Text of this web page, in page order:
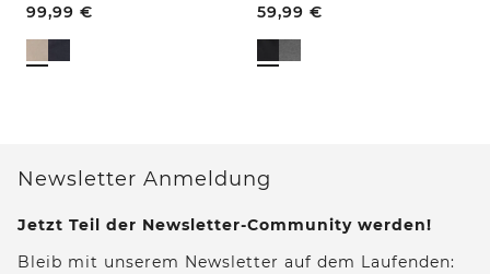
99,99 €
59,99 €
Newsletter Anmeldung
Jetzt Teil der Newsletter-Community werden!
Bleib mit unserem Newsletter auf dem Laufenden: